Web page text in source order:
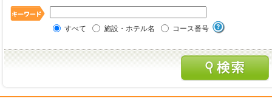
すべて 施設・ホテル名 コース番号